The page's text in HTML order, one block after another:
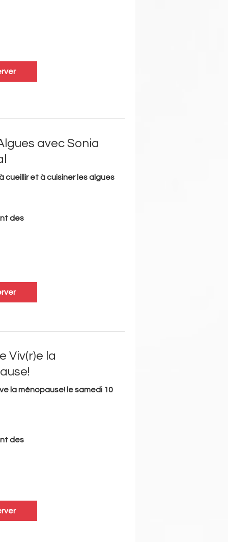
avec Sonia
cueillir et à cuisiner les algues
des
Viv(r)e la
la ménopause! le samedi 10
des